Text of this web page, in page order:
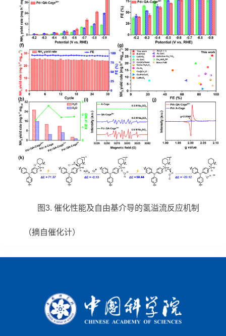
图3. 催化性能及自由基介导的氢溢流反应机制
（摘自催化计）